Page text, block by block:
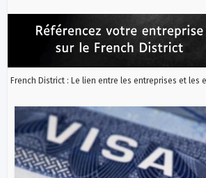
French District : Le lien entre les entreprises et les